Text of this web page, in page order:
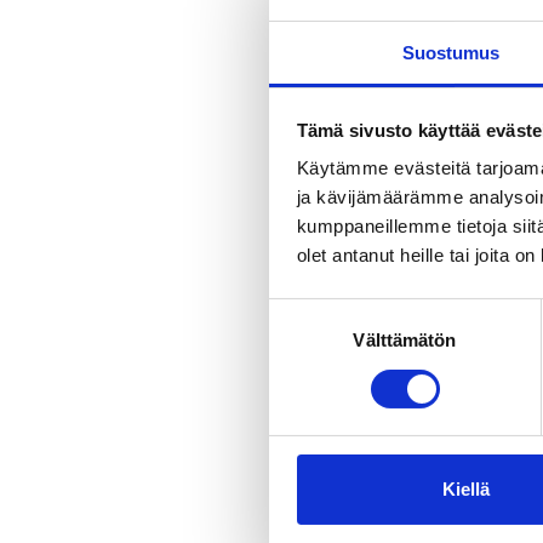
Suostumus
Tämä sivusto käyttää
Käytämme evästeitä
ja kävijämäärämme
kumppaneillemme tietoja
olet antanut heille tai joita
Välttämätön
Kiellä
Tutustu
Unitedin
kauniita
Kierroksen
ateria
Kierros on
kierrosta